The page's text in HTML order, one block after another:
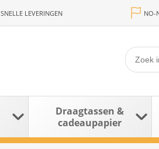
SNELLE LEVERINGEN NO-
Draagtassen &
cadeaupapier